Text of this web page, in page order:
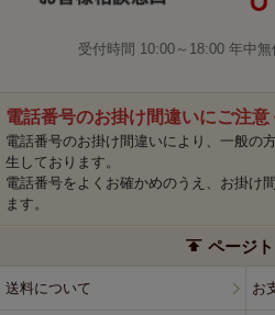
受付時間 10:00～18:00 年中無
電話番号のお掛け間違いにご注意
電話番号のお掛け間違いにより、一般の
生しております。
電話番号をよくお確かめのうえ、お掛け
ます。
ページ
送料について お